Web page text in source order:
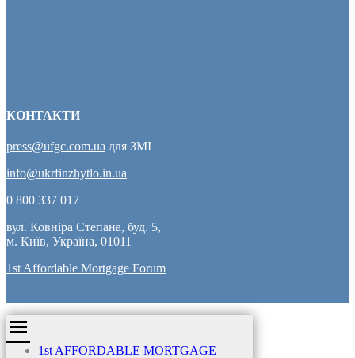
КОНТАКТИ
press@ufgc.com.ua для ЗМІ
info@ukrfinzhytlo.in.ua
0 800 337 017
вул. Ковніра Степана, буд. 5,
м. Київ, Україна, 01011
1st Affordable Mortgage Forum
1st AFFORDABLE MORTGAGE